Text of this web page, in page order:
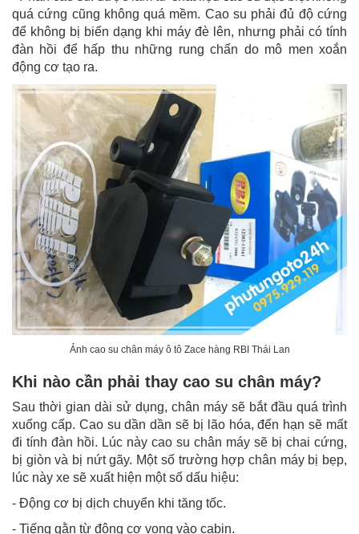
quá cứng cũng không quá mềm. Cao su phải đủ độ cứng
để không bị biến dạng khi máy đè lên, nhưng phải có tính
đàn hồi để hấp thu những rung chấn do mô men xoắn
động cơ tạo ra.
Ảnh cao su chân máy ô tô Zace hàng RBI Thái Lan
Khi nào cần phải thay cao su chân máy?
Sau thời gian dài sử dụng, chân máy sẽ bắt đầu quá trình
xuống cấp. Cao su dần dần sẽ bị lão hóa, đến hạn sẽ mất
đi tính đàn hồi. Lúc này cao su chân máy sẽ bị chai cứng,
bị giòn và bị nứt gãy. Một số trường hợp chân máy bị bẹp,
lúc này xe sẽ xuất hiện một số dấu hiệu:
- Động cơ bị dịch chuyển khi tăng tốc.
- Tiếng gằn từ động cơ vọng vào cabin.